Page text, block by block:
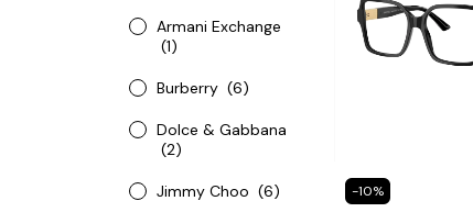
Armani Exchange
(1)
Burberry (6)
Dolce & Gabbana
(2)
Jimmy Choo (6) -10%